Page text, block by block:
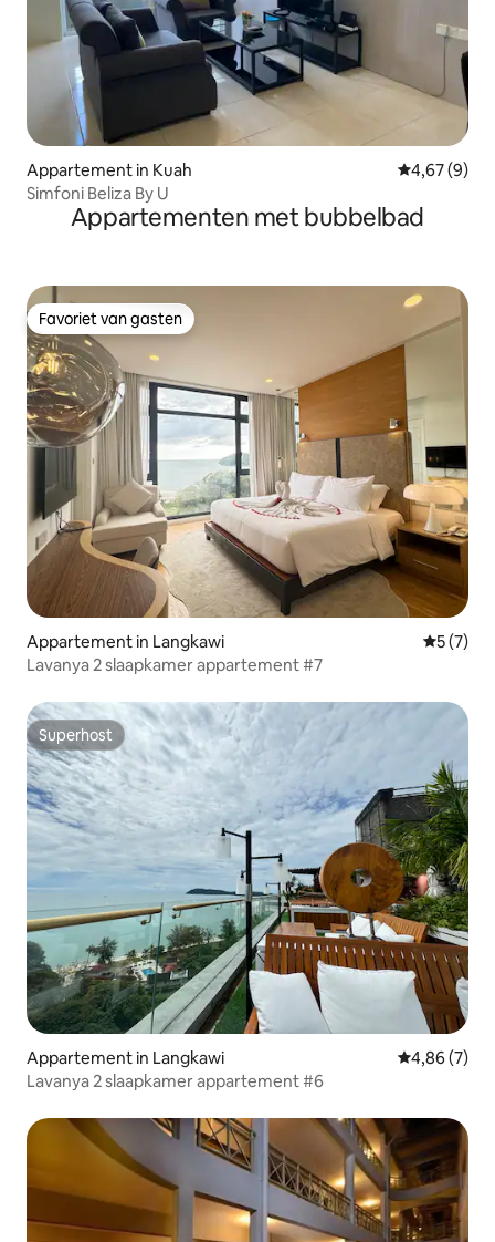
Appartement in Kuah Gemiddelde
4,67 (9)
Simfoni Beliza By U
Appartementen met bubbelbad
Favoriet van gasten
Favoriet van gasten
Appartement in Langkawi
5 (7)
Lavanya 2 slaapkamer appartement #7
Superhost
Superhost
Appartement in Langkawi Gemiddelde
4,86 (7)
Lavanya 2 slaapkamer appartement #6